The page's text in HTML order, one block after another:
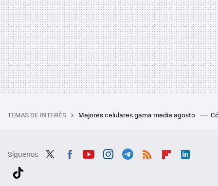
TEMAS DE INTERÉS Mejores celulares gama media agosto
Síguenos